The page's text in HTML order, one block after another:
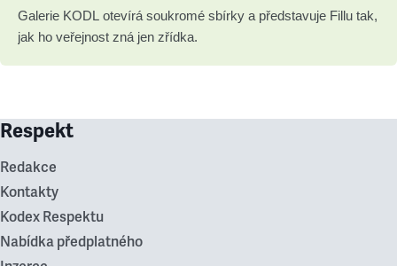
Galerie KODL otevírá soukromé sbírky a představuje Fillu tak,
jak ho veřejnost zná jen zřídka.
Respekt
Redakce
Kontakty
Kodex Respektu
Nabídka předplatného